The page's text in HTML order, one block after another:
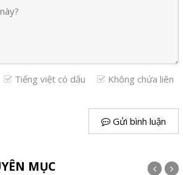
Tiếng việt có dấu
Không chứa liên
Gửi bình luận
MỤC